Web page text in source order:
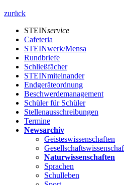
zurück
STEINservice
Cafeteria
STEINwerk/Mensa
Rundbriefe
Schließfächer
STEINmiteinander
Endgeräteordnung
Beschwerdemanagement
Schüler für Schüler
Stellenausschreibungen
Termine
Newsarchiv
Geisteswissenschaften
Naturwissenschaften
Sprachen
Schulleben